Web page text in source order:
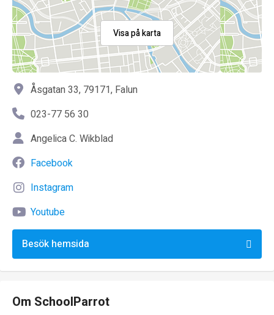
Visa på karta
Åsgatan 33, 79171, Falun
023-77 56 30
Angelica C. Wikblad
Facebook
Instagram
Youtube
Besök hemsida
Om SchoolParrot